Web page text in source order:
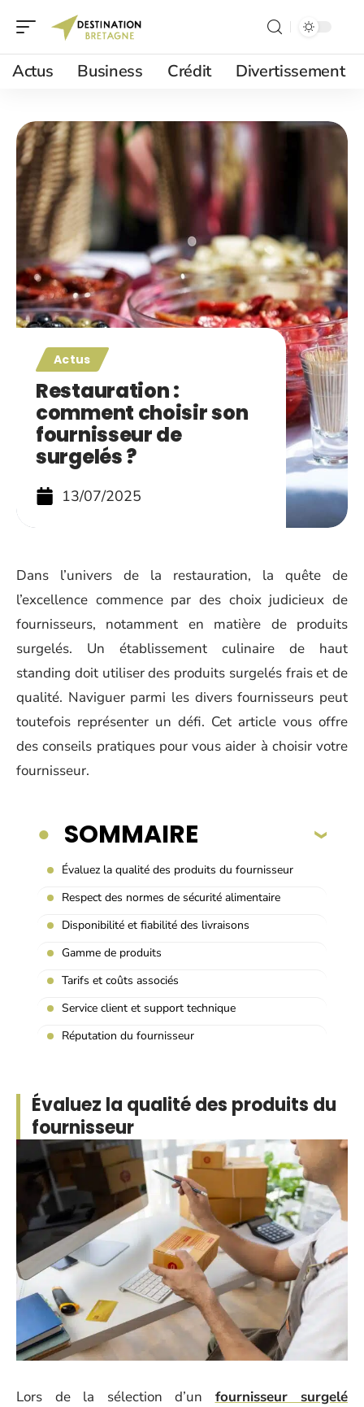
Actus Business Crédit Divertissement
Actus
Restauration :
comment choisir son
fournisseur de
surgelés ?
13/07/2025
Dans l’univers de la restauration, la quête de
l’excellence commence par des choix judicieux de
fournisseurs, notamment en matière de produits
surgelés. Un établissement culinaire de haut
standing doit utiliser des produits surgelés frais et de
qualité. Naviguer parmi les divers fournisseurs peut
toutefois représenter un défi. Cet article vous offre
des conseils pratiques pour vous aider à choisir votre
fournisseur.
SOMMAIRE
Évaluez la qualité des produits du fournisseur
Respect des normes de sécurité alimentaire
Disponibilité et fiabilité des livraisons
Gamme de produits
Tarifs et coûts associés
Service client et support technique
Réputation du fournisseur
Évaluez la qualité des produits du
fournisseur
Lors de la sélection d’un fournisseur surgelé